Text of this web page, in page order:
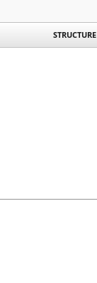
STRUCTURE